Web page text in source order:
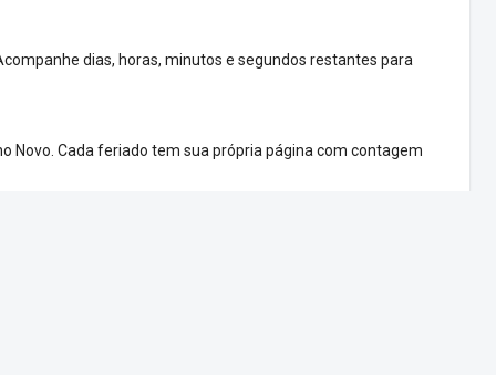
dias, horas, minutos e segundos restantes para
Novo. Cada feriado tem sua própria página com contagem